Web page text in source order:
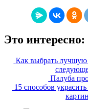
Это интересно:
Как выбрать лучшую
Палуба
15 способов